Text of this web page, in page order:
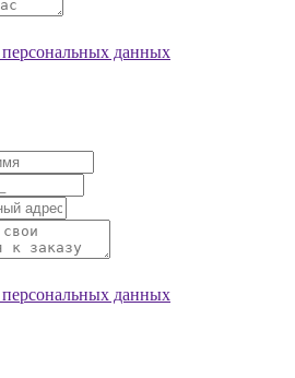
персональных данных
персональных данных